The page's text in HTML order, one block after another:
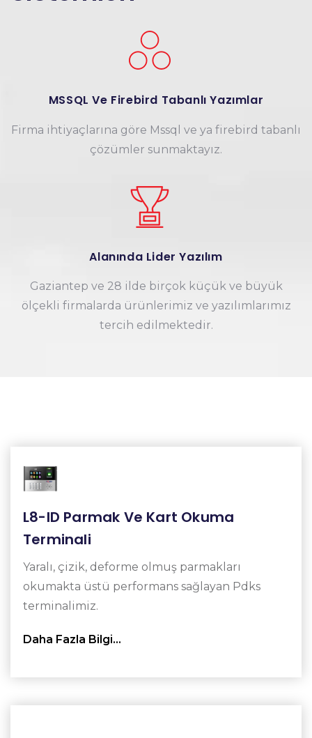
MSSQL Ve Firebird Tabanlı Yazımlar
Firma ihtiyaçlarına göre Mssql ve ya firebird tabanlı
çözümler sunmaktayız.
Alanında Lider Yazılım
Gaziantep ve 28 ilde birçok küçük ve büyük
ölçekli firmalarda ürünlerimiz ve yazılımlarımız
tercih edilmektedir.
L8-ID Parmak Ve Kart Okuma
Terminali
Yaralı, çizik, deforme olmuş parmakları
okumakta üstü performans sağlayan Pdks
terminalimiz.
Daha Fazla Bilgi…